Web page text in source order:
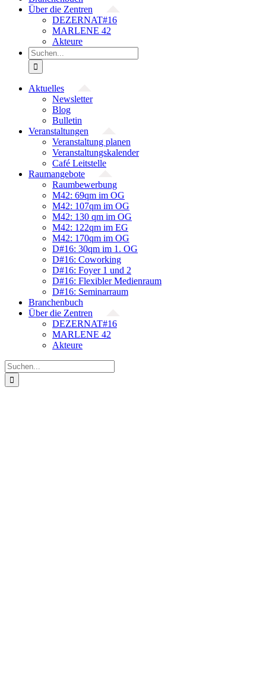
Über die Zentren
DEZERNAT#16
MARLENE 42
Akteure
Suche
nach:
Aktuelles
Newsletter
Blog
Bulletin
Veranstaltungen
Veranstaltung planen
Veranstaltungskalender
Café Leitstelle
Raumangebote
Raumbewerbung
M42: 69qm im OG
M42: 107qm im OG
M42: 130 qm im OG
M42: 122qm im EG
M42: 170qm im OG
D#16: 30qm im 1. OG
D#16: Coworking
D#16: Foyer 1 und 2
D#16: Flexibler Medienraum
D#16: Seminarraum
Branchenbuch
Über die Zentren
DEZERNAT#16
MARLENE 42
Akteure
Suche
nach: